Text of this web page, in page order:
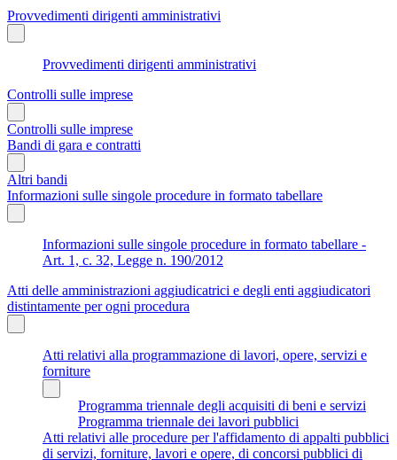
Provvedimenti dirigenti amministrativi
Provvedimenti dirigenti amministrativi
Controlli sulle imprese
Controlli sulle imprese
Bandi di gara e contratti
Altri bandi
Informazioni sulle singole procedure in formato tabellare
Informazioni sulle singole procedure in formato tabellare -
Art. 1, c. 32, Legge n. 190/2012
Atti delle amministrazioni aggiudicatrici e degli enti aggiudicatori
distintamente per ogni procedura
Atti relativi alla programmazione di lavori, opere, servizi e
forniture
Programma triennale degli acquisiti di beni e servizi
Programma triennale dei lavori pubblici
Atti relativi alle procedure per l'affidamento di appalti pubblici
di servizi, forniture, lavori e opere, di concorsi pubblici di